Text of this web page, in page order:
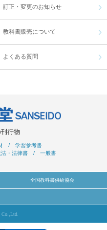
訂正・変更のお知らせ
教科書販売について
よくある質問
行物
/ 学習参考書
法・法律書 / 一般書
全国教科書供給協会
Co.,Ltd.